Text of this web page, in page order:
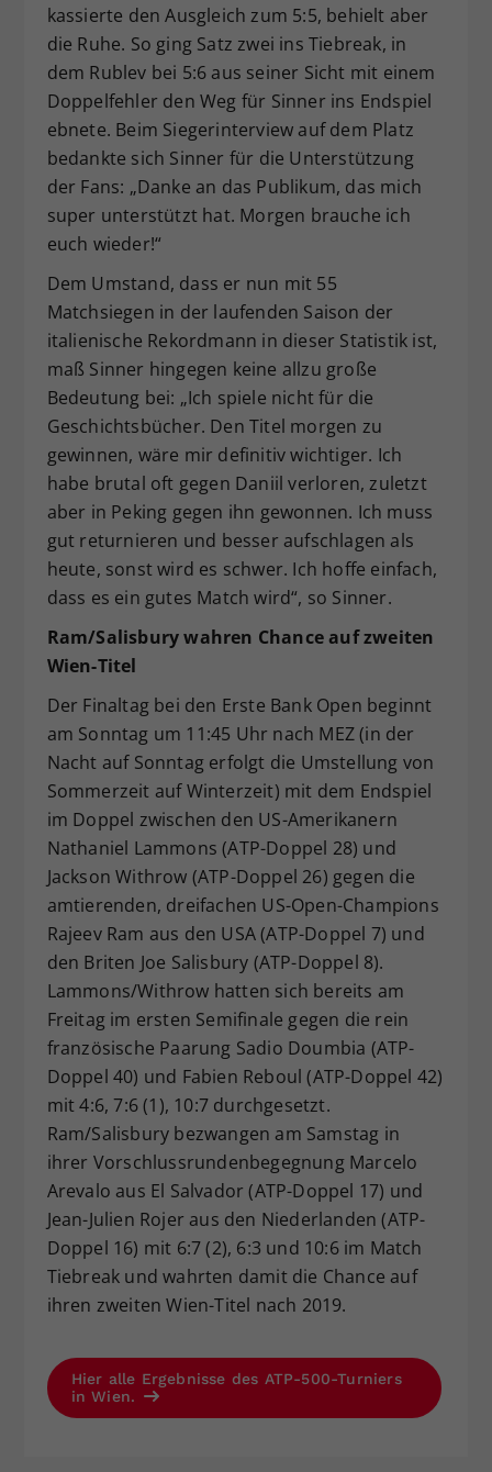
kassierte den Ausgleich zum 5:5, behielt aber
die Ruhe. So ging Satz zwei ins Tiebreak, in
dem Rublev bei 5:6 aus seiner Sicht mit einem
Doppelfehler den Weg für Sinner ins Endspiel
ebnete. Beim Siegerinterview auf dem Platz
bedankte sich Sinner für die Unterstützung
der Fans: „Danke an das Publikum, das mich
super unterstützt hat. Morgen brauche ich
euch wieder!“
Dem Umstand, dass er nun mit 55
Matchsiegen in der laufenden Saison der
italienische Rekordmann in dieser Statistik ist,
maß Sinner hingegen keine allzu große
Bedeutung bei: „Ich spiele nicht für die
Geschichtsbücher. Den Titel morgen zu
gewinnen, wäre mir definitiv wichtiger. Ich
habe brutal oft gegen Daniil verloren, zuletzt
aber in Peking gegen ihn gewonnen. Ich muss
gut returnieren und besser aufschlagen als
heute, sonst wird es schwer. Ich hoffe einfach,
dass es ein gutes Match wird“, so Sinner.
Ram/Salisbury wahren Chance auf zweiten
Wien-Titel
Der Finaltag bei den Erste Bank Open beginnt
am Sonntag um 11:45 Uhr nach MEZ (in der
Nacht auf Sonntag erfolgt die Umstellung von
Sommerzeit auf Winterzeit) mit dem Endspiel
im Doppel zwischen den US-Amerikanern
Nathaniel Lammons (ATP-Doppel 28) und
Jackson Withrow (ATP-Doppel 26) gegen die
amtierenden, dreifachen US-Open-Champions
Rajeev Ram aus den USA (ATP-Doppel 7) und
den Briten Joe Salisbury (ATP-Doppel 8).
Lammons/Withrow hatten sich bereits am
Freitag im ersten Semifinale gegen die rein
französische Paarung Sadio Doumbia (ATP-
Doppel 40) und Fabien Reboul (ATP-Doppel 42)
mit 4:6, 7:6 (1), 10:7 durchgesetzt.
Ram/Salisbury bezwangen am Samstag in
ihrer Vorschlussrundenbegegnung Marcelo
Arevalo aus El Salvador (ATP-Doppel 17) und
Jean-Julien Rojer aus den Niederlanden (ATP-
Doppel 16) mit 6:7 (2), 6:3 und 10:6 im Match
Tiebreak und wahrten damit die Chance auf
ihren zweiten Wien-Titel nach 2019.
Hier alle Ergebnisse des ATP-500-Turniers
in Wien.